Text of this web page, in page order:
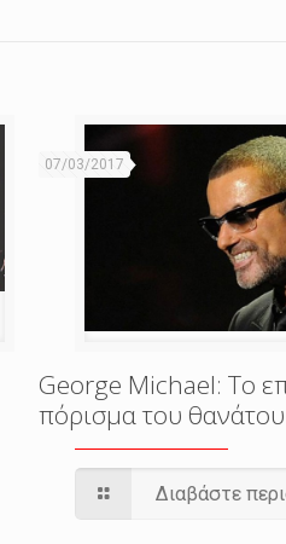
07/03/2017
George Michael: To
πόρισμα του
Διαβάστε